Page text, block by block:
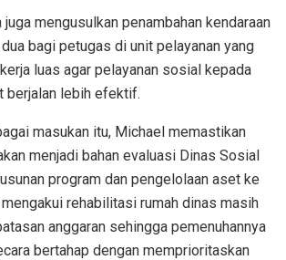
mengusulkan penambahan kendaraan
bagi petugas di unit pelayanan yang
luas agar pelayanan sosial kepada
berjalan lebih efektif.
masukan itu, Michael memastikan
menjadi bahan evaluasi Dinas Sosial
program dan pengelolaan aset ke
mengakui rehabilitasi rumah dinas masih
anggaran sehingga pemenuhannya
bertahap dengan memprioritaskan